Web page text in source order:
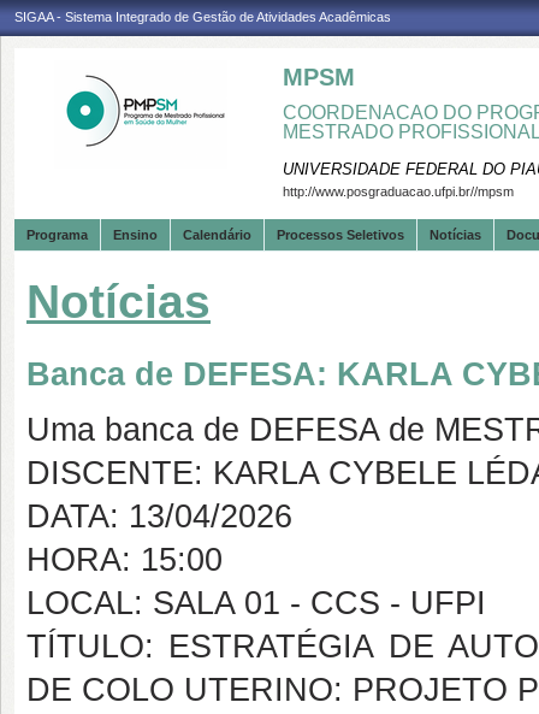
SIGAA - Sistema Integrado de Gestão de Atividades Acadêmicas
MPSM
COORDENACAO DO
MESTRADO
UNIVERSIDADE FEDERAL DO
http://www.posgraduacao.ufpi.br//mpsm
Programa Ensino Calendário Processos Seletivos Notícias
Notícias
Banca de DEFESA: KARLA
Uma banca de DEFESA de
DISCENTE: KARLA CYBELE
DATA: 13/04/2026
HORA: 15:00
LOCAL: SALA 01 - CCS - UFPI
TÍTULO: ESTRATÉGIA DE
DE COLO UTERINO: PROJETO